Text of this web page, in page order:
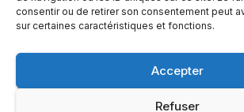
consentir ou de retirer son consentement peut
sur certaines caractéristiques et fonctions.
Accepter
Refuser
Associations petite enfanceAssociations
Bars à Pertuis: où sortir et boire un verre